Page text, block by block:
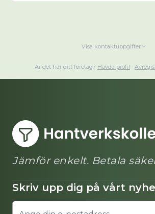
Visa kontaktuppgifter
Är det här ditt företag? Hävda profil ·
Jämför enkelt. Betala
Skriv upp dig på vårt